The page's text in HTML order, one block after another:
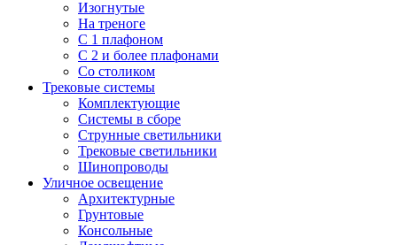
Изогнутые
На треноге
С 1 плафоном
С 2 и более плафонами
Со столиком
Трековые системы
Комплектующие
Системы в сборе
Струнные светильники
Трековые светильники
Шинопроводы
Уличное освещение
Архитектурные
Грунтовые
Консольные